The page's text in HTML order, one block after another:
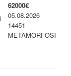
62000€
05.08.2026
14451
METAMORFOSI